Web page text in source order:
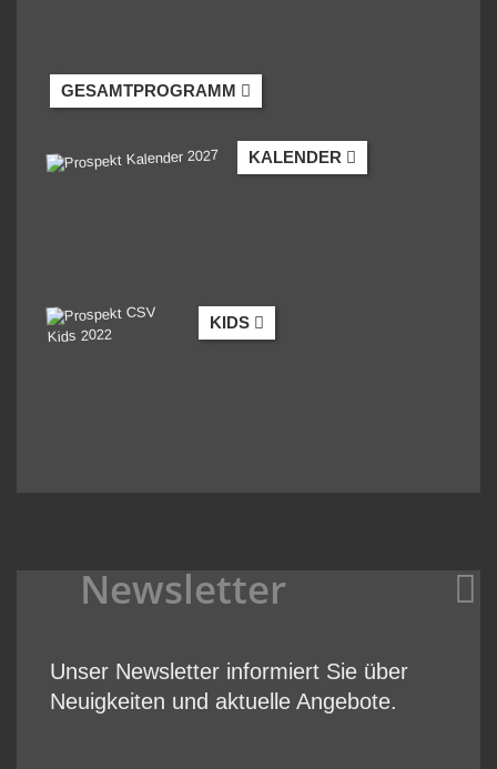
GESAMTPROGRAMM
KALENDER
KIDS
Newsletter
Unser Newsletter informiert Sie über
Neuigkeiten und aktuelle Angebote.